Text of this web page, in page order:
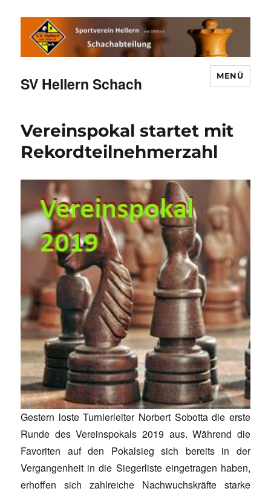
SV Hellern Schach MENÜ
Vereinspokal startet mit
Rekordteilnehmerzahl
Gestern loste Turnierleiter Norbert Sobotta die erste
Runde des Vereinspokals 2019 aus. Während die
Favoriten auf den Pokalsieg sich bereits in der
Vergangenheit in die Siegerliste eingetragen haben,
erhoffen sich zahlreiche Nachwuchskräfte starke